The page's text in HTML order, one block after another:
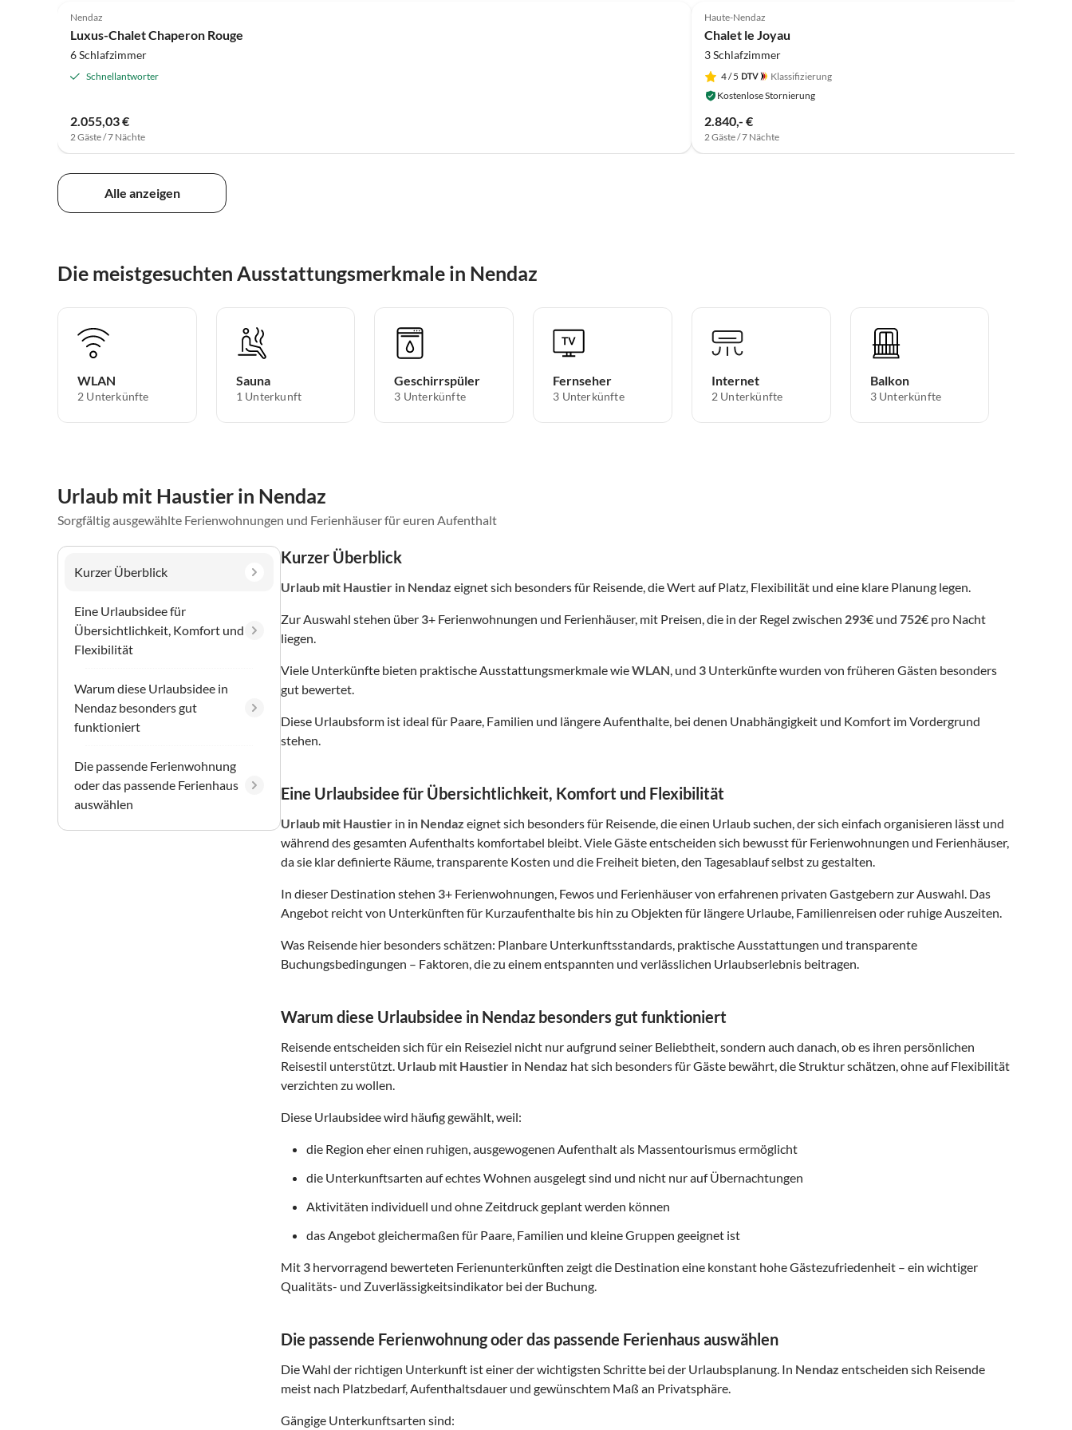
Nendaz
Luxus-Chalet Chaperon Rouge
6 Schlafzimmer
Schnellantworter
2.055,03 €
2 Gäste / 7 Nächte
Haute-Nendaz
Chalet le Joyau
3 Schlafzimmer
4/ 5
Klassifizierung
Kostenlose Stornierung
2.840,- €
2 Gäste / 7 Nächte
Alle anzeigen
Die meistgesuchten Ausstattungsmerkmale in Nendaz
WLAN
2 Unterkünfte
Sauna
1 Unterkunft
Geschirrspüler
3 Unterkünfte
Fernseher
3 Unterkünfte
Internet
2 Unterkünfte
Balkon
3 Unterkünfte
Urlaub mit Haustier in Nendaz
Sorgfältig ausgewählte Ferienwohnungen und Ferienhäuser für euren Aufenthalt
Kurzer Überblick
Eine Urlaubsidee für
Übersichtlichkeit, Komfort und
Flexibilität
Warum diese Urlaubsidee in
Nendaz besonders gut
funktioniert
Die passende Ferienwohnung
oder das passende Ferienhaus
auswählen
Kurzer Überblick
Urlaub mit Haustier in Nendaz eignet sich besonders für Reisende, die Wert auf Platz, Flexibilität und eine klare Planung legen.
Zur Auswahl stehen über 3+ Ferienwohnungen und Ferienhäuser, mit Preisen, die in der Regel zwischen 293€ und 752€ pro Nacht
liegen.
Viele Unterkünfte bieten praktische Ausstattungsmerkmale wieWLAN, und 3 Unterkünfte wurden von früheren Gästen besonders
gut bewertet.
Diese Urlaubsform ist ideal für Paare, Familien und längere Aufenthalte, bei denen Unabhängigkeit und Komfort im Vordergrund
stehen.
Eine Urlaubsidee für Übersichtlichkeit, Komfort und Flexibilität
Urlaub mit Haustier in in Nendaz eignet sich besonders für Reisende, die einen Urlaub suchen, der sich einfach organisieren lässt und
während des gesamten Aufenthalts komfortabel bleibt. Viele Gäste entscheiden sich bewusst für Ferienwohnungen und Ferienhäuser,
da sie klar definierte Räume, transparente Kosten und die Freiheit bieten, den Tagesablauf selbst zu gestalten.
In dieser Destination stehen 3+ Ferienwohnungen, Fewos und Ferienhäuser von erfahrenen privaten Gastgebern zur Auswahl. Das
Angebot reicht von Unterkünften für Kurzaufenthalte bis hin zu Objekten für längere Urlaube, Familienreisen oder ruhige Auszeiten.
Was Reisende hier besonders schätzen: Planbare Unterkunftsstandards, praktische Ausstattungen und transparente
Buchungsbedingungen – Faktoren, die zu einem entspannten und verlässlichen Urlaubserlebnis beitragen.
Warum diese Urlaubsidee in Nendaz besonders gut funktioniert
Reisende entscheiden sich für ein Reiseziel nicht nur aufgrund seiner Beliebtheit, sondern auch danach, ob es ihren persönlichen
Reisestil unterstützt. Urlaub mit Haustier in Nendaz hat sich besonders für Gäste bewährt, die Struktur schätzen, ohne auf Flexibilität
verzichten zu wollen.
Diese Urlaubsidee wird häufig gewählt, weil:
die Region eher einen ruhigen, ausgewogenen Aufenthalt als Massentourismus ermöglicht
die Unterkunftsarten auf echtes Wohnen ausgelegt sind und nicht nur auf Übernachtungen
Aktivitäten individuell und ohne Zeitdruck geplant werden können
das Angebot gleichermaßen für Paare, Familien und kleine Gruppen geeignet ist
Mit 3 hervorragend bewerteten Ferienunterkünften zeigt die Destination eine konstant hohe Gästezufriedenheit – ein wichtiger
Qualitäts- und Zuverlässigkeitsindikator bei der Buchung.
Die passende Ferienwohnung oder das passende Ferienhaus auswählen
Die Wahl der richtigen Unterkunft ist einer der wichtigsten Schritte bei der Urlaubsplanung. In Nendaz entscheiden sich Reisende
meist nach Platzbedarf, Aufenthaltsdauer und gewünschtem Maß an Privatsphäre.
Gängige Unterkunftsarten sind: